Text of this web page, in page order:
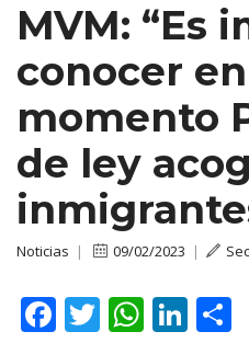
MVM: “Es
conocer
momento
de ley
Noticias | 09/02/2023 |
F T W Li